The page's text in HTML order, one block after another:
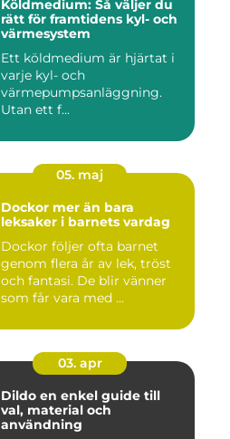
Köldmedium: Så väljer du
rätt för framtidens kyl- och
värmesystem
Ett köldmedium är hjärtat i
varje kyl- och
värmepumpsanläggning.
Utan ett f...
05. maj
Dockor mer än bara
leksaker i barnets vardag
Dockor följer ofta barnet
genom flera år av lek, tröst
och fantasi. De blir vänner
som får vara med ...
03. apr
Dildo en enkel guide till
val, material och
användning